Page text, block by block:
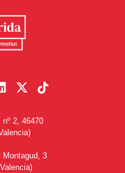
2, 46470
Montagud, 3